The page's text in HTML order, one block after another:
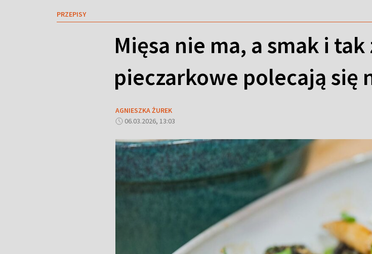
PRZEPISY
Mięsa nie ma, a smak i
pieczarkowe polecają się
AGNIESZKA ŻUREK
06.03.2026, 13:03